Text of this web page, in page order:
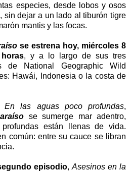
especies, desde lobos y osos
sin dejar a un lado al tiburón tigre
mantis y las focas.
se estrena hoy, miércoles 8
, y a lo largo de sus tres
de National Geographic Wild
Hawái, Indonesia o la costa de
En las aguas poco profundas,
se sumerge mar adentro,
están llenas de vida.
común: entre su cauce se libran
episodio, Asesinos en la